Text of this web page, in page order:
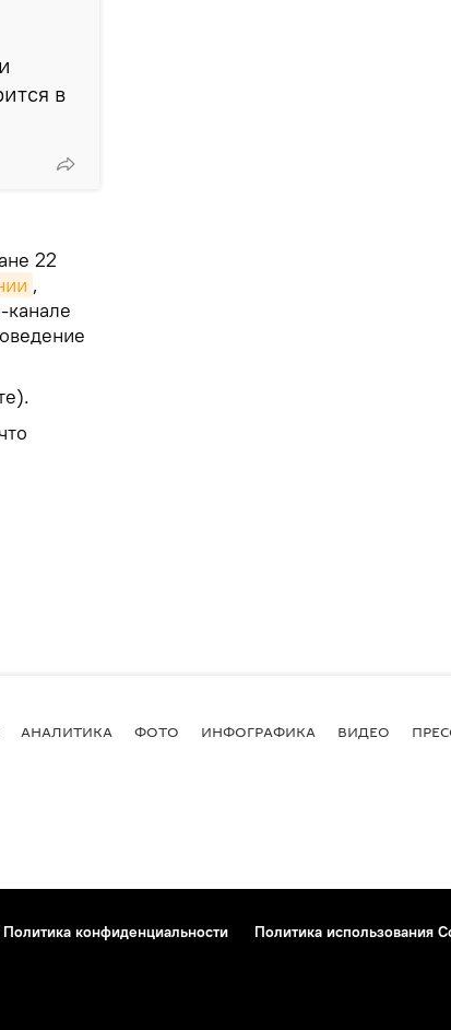
в
22
,
канале
АНАЛИТИКА ФОТО ИНФОГРАФИКА ВИДЕО
Политика конфиденциальности
Политика использования